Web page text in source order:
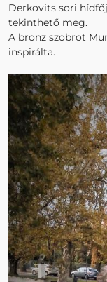
Derkovits sori
tekinthető meg.
A bronz szobrot
inspirálta.